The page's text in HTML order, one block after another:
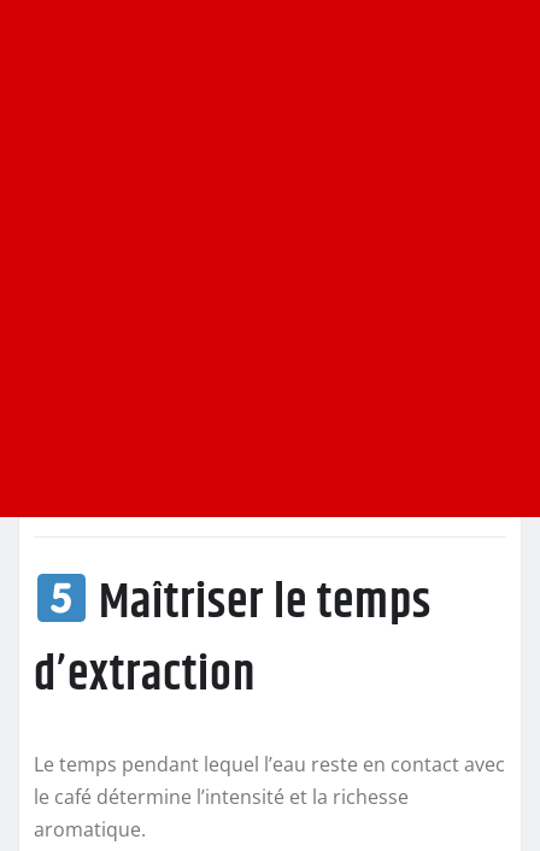
Maîtriser le temps
d’extraction
Le temps pendant lequel l’eau reste en contact avec
le café détermine l’intensité et la richesse
aromatique.